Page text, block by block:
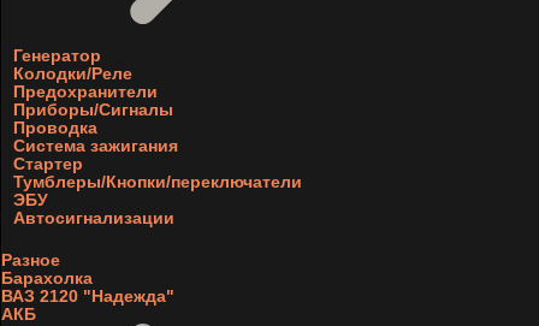
Генератор
Колодки/Реле
Предохранители
Приборы/Сигналы
Проводка
Система зажигания
Стартер
Тумблеры/Кнопки/переключатели
ЭБУ
Автосигнализации
Разное
Барахолка
ВАЗ 2120 "Надежда"
АКБ